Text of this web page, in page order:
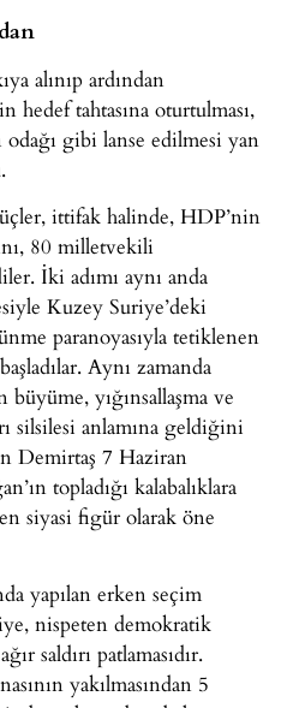
alınıp ardından
hedef tahtasına oturtulması,
odağı gibi lanse edilmesi yan
ittifak halinde, HDP’nin
80 milletvekili
İki adımı aynı anda
Kuzey Suriye’deki
paranoyasıyla tetiklenen
Aynı zamanda
yığınsallaşma ve
silsilesi anlamına geldiğini
Demirtaş 7 Haziran
topladığı kalabalıklara
siyasi figür olarak öne
yapılan erken seçim
nispeten demokratik
saldırı patlamasıdır.
yakılmasından 5